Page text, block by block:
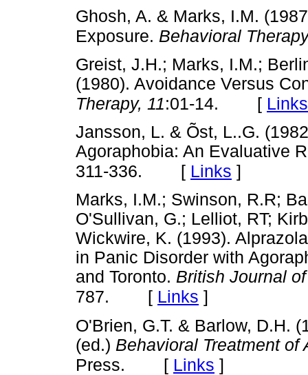
Ghosh, A. & Marks, I.M.
Exposure. Behavioral
Greist, J.H.; Marks, I.M.;
(1980). Avoidance Versus
Therapy, 11:01-14. [ Links
Jansson, L. & Õst, L..G.
Agoraphobia: An Evaluative
311-336. [ Links ]
Marks, I.M.; Swinson, R.R;
O'Sullivan, G.; Lelliot, RT;
Wickwire, K. (1993).
in Panic Disorder with
and Toronto. British Journal
787. [ Links ]
O'Brien, G.T. & Barlow, D.H.
(ed.) Behavioral Treatment of
Press. [ Links ]